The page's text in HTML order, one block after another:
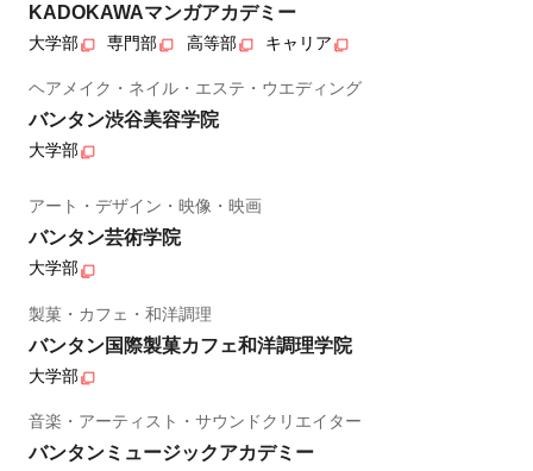
KADOKAWAマンガアカデミー
大学部 専門部 高等部 キャリア
ヘアメイク・ネイル・エステ・ウエディング
バンタン渋谷美容学院
大学部
アート・デザイン・映像・映画
バンタン芸術学院
大学部
製菓・カフェ・和洋調理
バンタン国際製菓カフェ和洋調理学院
大学部
音楽・アーティスト・サウンドクリエイター
バンタンミュージックアカデミー